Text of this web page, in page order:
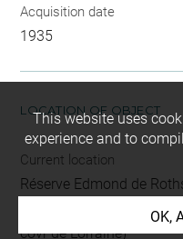
Acquisition date
1935
LOCATION OF OBJECT
Current location
Réserve Edmond de
Recueil : Callot Jacques
covr de Lorraine)
This website uses
experience and to
OK,